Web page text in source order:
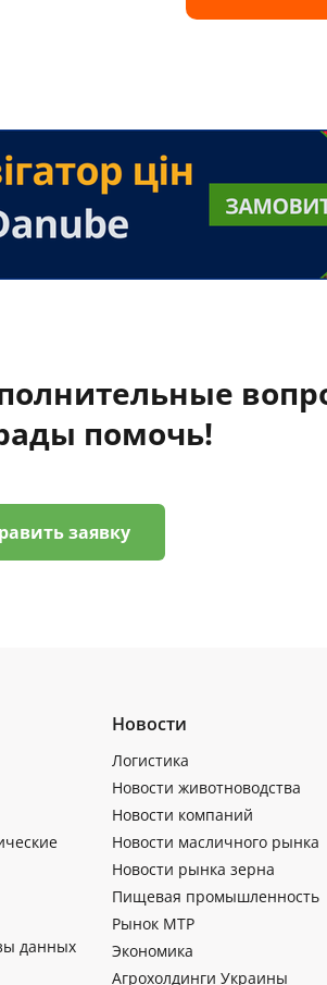
помочь!
заявку
данных
Новости
Логистика
Новости животноводства
Новости компаний
Новости масличного рынка
Новости рынка зерна
Пищевая промышленность
Рынок МТР
Экономика
Агрохолдинги Украины